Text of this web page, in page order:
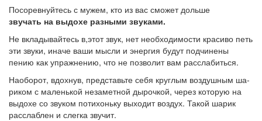
Посоревнуйтесь с мужем, кто из вас сможет дольше
звучать на выдохе разными звуками.
Не вкладывайтесь в,этот звук, нет необходимости красиво петь
эти звуки, иначе ваши мысли и энергия будут подчинены
пению как упражнению, что не позволит вам расслабиться.
Наоборот, вдохнув, представьте себя круглым воздушным ша­
риком с маленькой незаметной дырочкой, через которую на
выдохе со звуком потихоньку выходит воздух. Такой шарик
расслаблен и слегка звучит.